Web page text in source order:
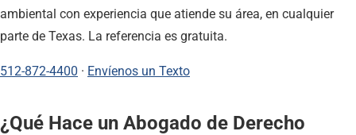
ambiental con experiencia que atiende su área, en cualquier
parte de Texas. La referencia es gratuita.
512-872-4400 · Envíenos un Texto
¿Qué Hace un Abogado de Derecho